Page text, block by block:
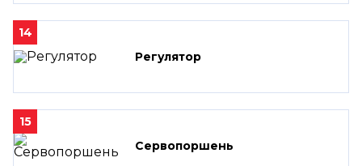
14
Регулятор
15
Сервопоршень